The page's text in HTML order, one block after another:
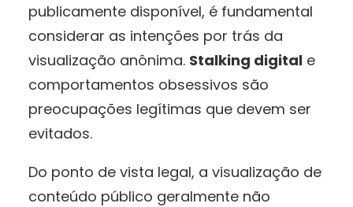
publicamente disponível, é fundamental
considerar as intenções por trás da
visualização anônima. Stalking digital e
comportamentos obsessivos são
preocupações legítimas que devem ser
evitados.
Do ponto de vista legal, a visualização de
conteúdo público geralmente não